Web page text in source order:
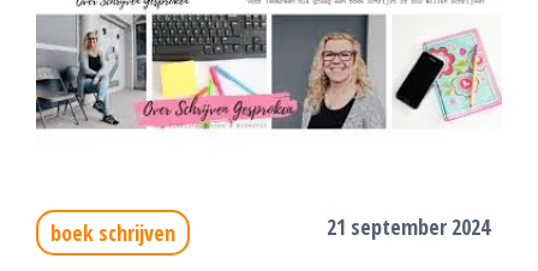
boek schrijven 21 september 2024